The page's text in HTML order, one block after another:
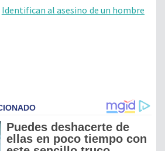
Identifican al asesino de un hombre